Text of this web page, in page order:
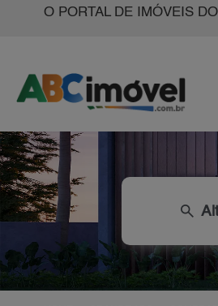
O PORTAL DE IMÓVEIS DO
search